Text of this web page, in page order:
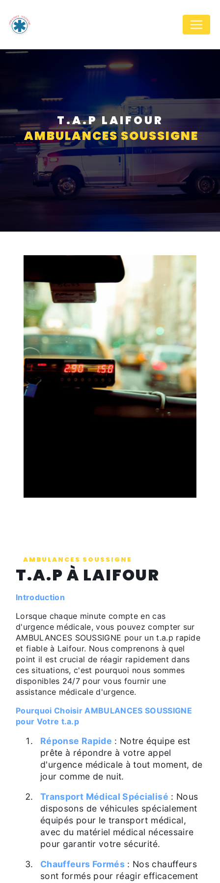
T.A.P LAIFOUR
AMBULANCES SOUSSIGNE
AMBULANCES SOUSSIGNE
T.A.P À LAIFOUR
Introduction
Lorsque chaque minute compte en cas
d'urgence médicale, vous pouvez compter sur
AMBULANCES SOUSSIGNE pour un t.a.p rapide
et fiable à Laifour. Nous comprenons à quel
point il est crucial de réagir rapidement dans
ces situations, c'est pourquoi nous sommes
disponibles 24/7 pour vous fournir une
assistance médicale d'urgence.
Pourquoi Choisir AMBULANCES SOUSSIGNE
pour Votre t.a.p
Réponse Rapide : Notre équipe est
prête à répondre à votre appel
d'urgence médicale à tout moment, de
jour comme de nuit.
Transport Médical Spécialisé : Nous
disposons de véhicules spécialement
équipés pour le transport médical,
avec du matériel médical nécessaire
pour garantir votre sécurité.
Chauffeurs Formés: Nos chauffeurs
sont formés pour réagir efficacement